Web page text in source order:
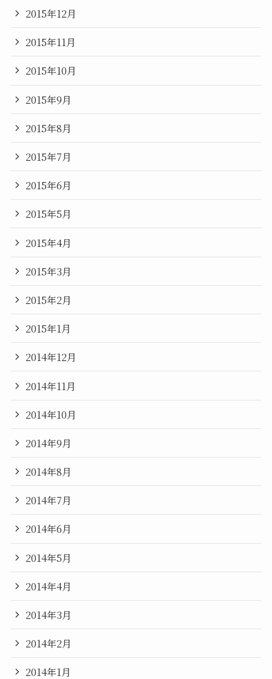
2015年12月
2015年11月
2015年10月
2015年9月
2015年8月
2015年7月
2015年6月
2015年5月
2015年4月
2015年3月
2015年2月
2015年1月
2014年12月
2014年11月
2014年10月
2014年9月
2014年8月
2014年7月
2014年6月
2014年5月
2014年4月
2014年3月
2014年2月
2014年1月